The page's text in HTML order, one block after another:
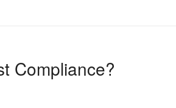
Compliance?